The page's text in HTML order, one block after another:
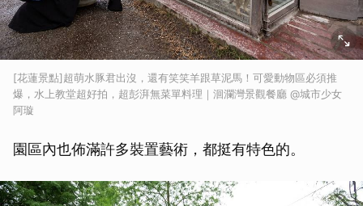
[花蓮景點]超萌水豚君出沒，還有笑笑羊跟草泥馬！可愛動物區必須推
爆，水上教堂超好拍，超彭湃無菜單料理｜洄瀾灣景觀餐廳 @城市少女
阿璇
園區內也佈滿許多裝置藝術，都挺有特色的。